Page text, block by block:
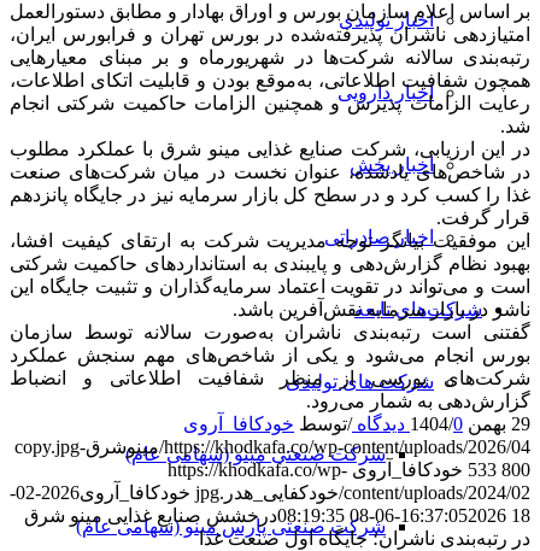
اخبار تولیدی
اخبار دارویی
اخبار پخش
اخبار صادراتی
شرکت‌های تابعه
شرکت های تولیدی
شرکت صنعتی مینو (سهامی عام)
شرکت صنعتی پارس مینو (سهامی عام)
بر اساس اعلام سازمان بورس و اوراق بهادار و مطابق دستورالعمل
امتیازدهی ناشران پذیرفته‌شده در بورس تهران و فرابورس ایران،
رتبه‌بندی سالانه شرکت‌ها در شهریورماه و بر مبنای معیارهایی
همچون شفافیت اطلاعاتی، به‌موقع بودن و قابلیت اتکای اطلاعات،
رعایت الزامات پذیرش و همچنین الزامات حاکمیت شرکتی انجام
شد.
در این ارزیابی، شرکت صنایع غذایی مینو شرق با عملکرد مطلوب
در شاخص‌های یادشده، عنوان نخست در میان شرکت‌های صنعت
غذا را کسب کرد و در سطح کل بازار سرمایه نیز در جایگاه پانزدهم
قرار گرفت.
این موفقیت بیانگر توجه مدیریت شرکت به ارتقای کیفیت افشا،
بهبود نظام گزارش‌دهی و پایبندی به استانداردهای حاکمیت شرکتی
است و می‌تواند در تقویت اعتماد سرمایه‌گذاران و تثبیت جایگاه این
ناشر در بازار سرمایه نقش‌آفرین باشد.
گفتنی است رتبه‌بندی ناشران به‌صورت سالانه توسط سازمان
بورس انجام می‌شود و یکی از شاخص‌های مهم سنجش عملکرد
شرکت‌های بورسی از منظر شفافیت اطلاعاتی و انضباط
گزارش‌دهی به شمار می‌رود.
29 بهمن 1404
/0 دیدگاه /توسط خودکافا_آر‌وی
https://khodkafa.co/wp-content/uploads/2026/04/مینوشرق-copy.jpg
533 800 خودکافا_آر‌وی https://khodkafa.co/wp-
content/uploads/2024/02/خودکفایی_هدر.jpg
خودکافا_آر‌وی
2026-02-
18 16:37:05
2026-06-08 08:19:35
درخشش صنایع غذایی مینو شرق
در رتبه‌بندی ناشران؛ جایگاه اول صنعت غذا